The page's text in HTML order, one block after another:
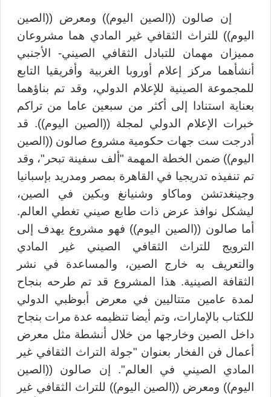
إن صالون ((الصين اليوم)) ومعرض ((الصين
اليوم)) للتراث الثقافي غير المادي هما مشروعان
مميزان مهمان للتبادل الثقافي الصيني- الأجنبي
أنشأهما مركز إعلام أوروبا الغربية وأفريقيا التابع
للمجموعة الصينية للإعلام الدولي، وقد تم بناؤهما
بعناية استنادا إلى أكثر من سبعين عاما من تراكم
خبرات الإعلام الدولي لمجلة ((الصين اليوم)). قد
أدرجت ست جهات حكومية مشروع صالون ((الصين
اليوم)) ضمن الخطة المهمة "ألف سفينة تبحر"، وقد
تم تنفيذه تدريجيا في القاهرة بمصر ومدريد بإسبانيا
وجينغدتشن وماكاو وشنيانغ وبكين في الصين،
ليشكل نوافذ عرض ذات طابع صيني تغطي العالم.
أما صالون ((الصين اليوم)) فهو مشروع يهدف إلى
الترويج للتراث الثقافي الصيني غير المادي
والتعريف به خارج الصين، والمساعدة في نشر
الثقافة الصينية. هذا المشروع قد تم طرحه بنجاح
لمدة عامين متتاليين في معرض أبوظبي الدولي
للكتاب بالإمارات، وتم أيضا تنظيمه عدة مرات بنجاح
داخل الصين وخارجها من خلال أنشطة مثل معرض
أعمال فن الفخار بعنوان "جولة التراث الثقافي غير
المادي الصيني في العالم". إن صالون ((الصين
اليوم)) ومعرض ((الصين اليوم)) للتراث الثقافي غير